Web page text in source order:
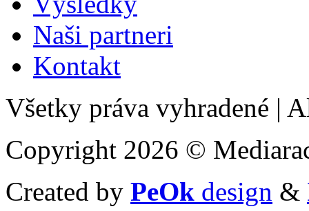
Naši partneri
Kontakt
Všetky práva vyhradené |
Copyright 2026 ©
Created by PeOk design &